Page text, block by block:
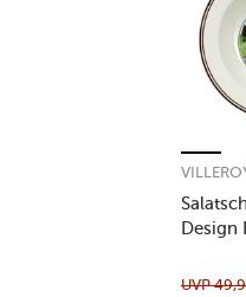
Design
UVP